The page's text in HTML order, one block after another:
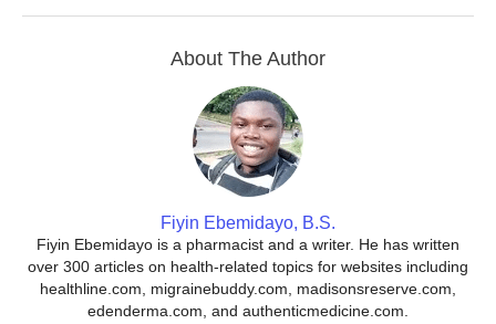
About The Author
Fiyin Ebemidayo, B.S.
Fiyin Ebemidayo is a pharmacist and a writer. He has written
over 300 articles on health-related topics for websites including
healthline.com, migrainebuddy.com, madisonsreserve.com,
edenderma.com, and authenticmedicine.com.